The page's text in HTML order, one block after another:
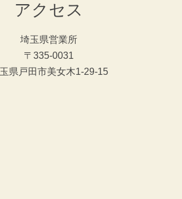
アクセス
埼玉県営業所
〒335-0031
県戸田市美女木1-29-15